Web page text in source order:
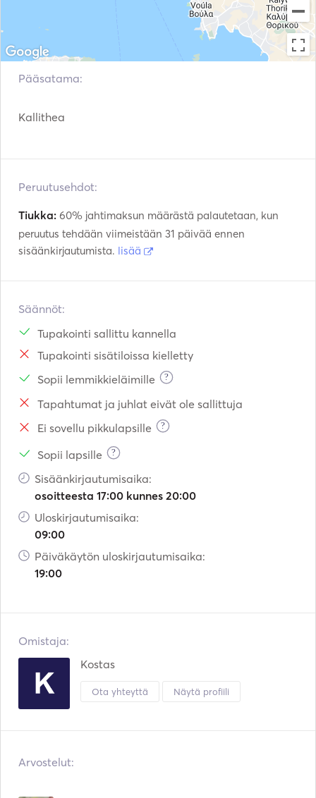
Pääsatama:
Kallithea
Peruutusehdot:
Tiukka: 60% jahtimaksun määrästä palautetaan, kun
peruutus tehdään viimeistään 31 päivää ennen
sisäänkirjautumista. lisää
Säännöt:
Tupakointi sallittu kannella
Tupakointi sisätiloissa kielletty
Sopii lemmikkieläimille
?
Tapahtumat ja juhlat eivät ole sallittuja
Ei sovellu pikkulapsille
?
Sopii lapsille ?
Sisäänkirjautumisaika:
osoitteesta 17:00 kunnes 20:00
Uloskirjautumisaika:
09:00
Päiväkäytön uloskirjautumisaika:
19:00
Omistaja:
Kostas
Ota yhteyttä Näytä profiili
Arvostelut: